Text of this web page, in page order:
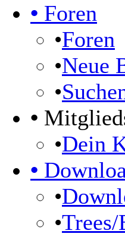
• Foren
•Foren
•Neue
•
•
•Dein
•
•
•Trees/